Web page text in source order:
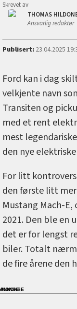
Skrevet av
THOMAS
Ansvarlig redaktør
Publisert:23.04.2025
Ford kan i dag
velkjente navn
Transiten og
med et rent
mest
den nye
For litt
den første litt
Mustang Mach-
2021. Den ble en
det er for lengst
biler. Totalt
de fire årene den